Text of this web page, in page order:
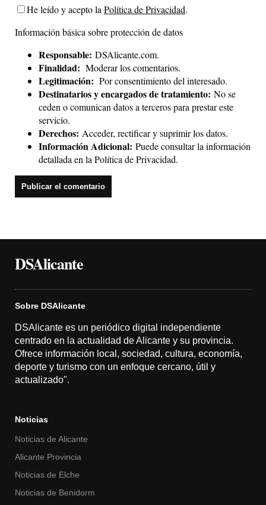
He leído y acepto laPolítica de Privacidad.
Información básica sobre protección de datos
Responsable: DSAlicante.com.
Finalidad: Moderar los comentarios.
Legitimación: Por consentimiento del interesado.
Destinatarios y encargados de tratamiento: No se
ceden o comunican datos a terceros para prestar este
servicio.
Derechos: Acceder, rectificar y suprimir los datos.
Información Adicional: Puede consultar la información
detallada en laPolítica de Privacidad.
DSAlicante
Sobre DSAlicante
DSAlicante es un periódico digital independiente
centrado en la actualidad de Alicante y su provincia.
Ofrece información local, sociedad, cultura, economía,
deporte y turismo con un enfoque cercano, útil y
actualizado".
Noticias
Noticias de Alicante
Alicante Provincia
Noticias de Elche
Noticias de Benidorm